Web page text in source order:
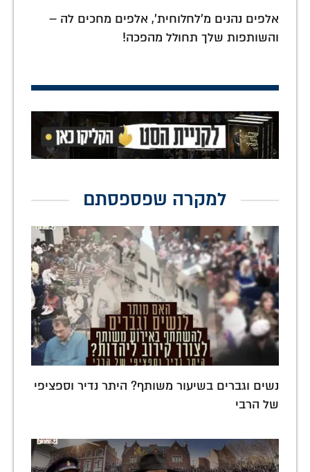
אלפים נהנים מ'לחלוחית', אלפים מחכים לה –
והשותפות שלך תחולל מהפכה!
למקרה שפספסתם
נשים וגברים בשיעור משותף? היתר נדיר וספציפי
של הרבי